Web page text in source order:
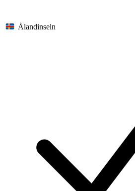
Ålandinseln